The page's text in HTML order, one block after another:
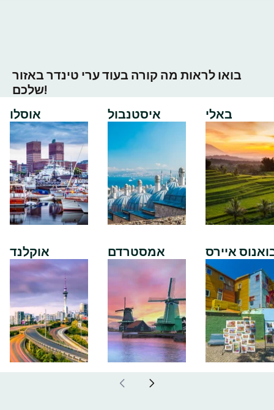
בואו לראות מה קורה בעוד ערי טינדר באזור
שלכם!
אוסלו
אוקלנד
איסטנבול
אמסטרדם
באלי
איירס